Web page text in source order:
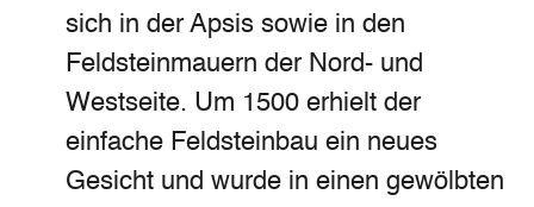
sich in der Apsis sowie in den
Feldsteinmauern der Nord- und
Westseite. Um 1500 erhielt der
einfache Feldsteinbau ein neues
Gesicht und wurde in einen gewölbten